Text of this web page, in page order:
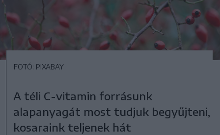
FOTÓ: PIXABAY
A téli C-vitamin forrásunk
alapanyagát most tudjuk begyűjteni,
kosaraink teljenek hát